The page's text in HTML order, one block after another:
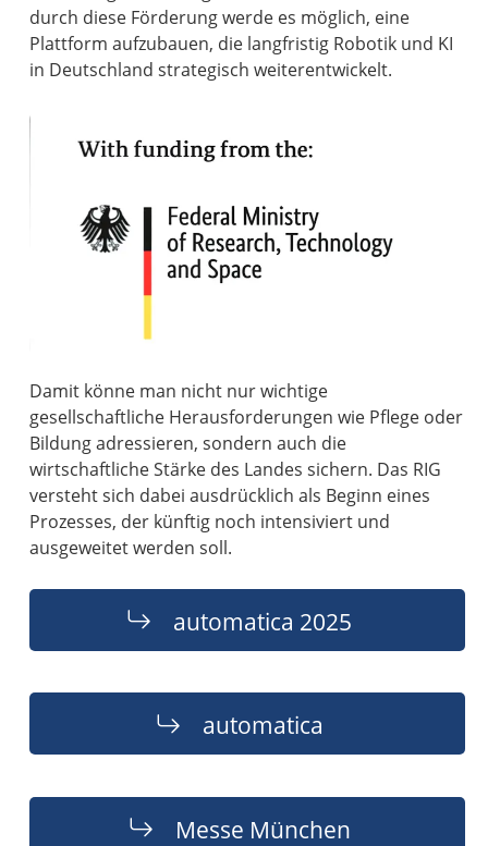
durch diese Förderung werde es möglich, eine
Plattform aufzubauen, die langfristig Robotik und KI
in Deutschland strategisch weiterentwickelt.
Damit könne man nicht nur wichtige
gesellschaftliche Herausforderungen wie Pflege oder
Bildung adressieren, sondern auch die
wirtschaftliche Stärke des Landes sichern. Das RIG
versteht sich dabei ausdrücklich als Beginn eines
Prozesses, der künftig noch intensiviert und
ausgeweitet werden soll.
automatica 2025
automatica
Messe München